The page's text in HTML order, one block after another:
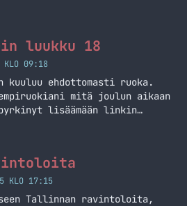
asunnon myötä.
siis kaasugrilli
hankkimaan. Kamadohan se
laitos ja se tuleekin…
luukku 18
KLO 09:18
kuuluu ehdottomasti ruoka.
mitä joulun aikaan
lisäämään linkin
ruoan kohdalle - ei
KLO 17:15
Tallinnan ravintoloita,